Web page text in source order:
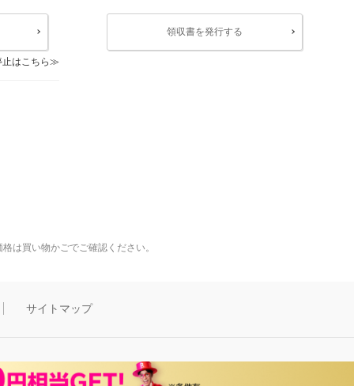
はこちら
領収書を発行する
は買い物かごでご確認ください。
サイトマップ